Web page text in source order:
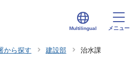
Multilingual メニュー
から探す 建設部 治水課